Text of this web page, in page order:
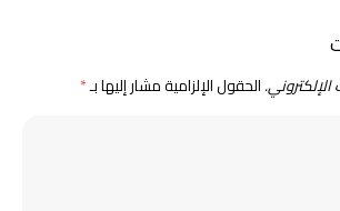
الحقول الإلزامية مشار إليها بـ*